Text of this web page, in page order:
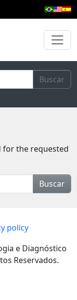
Buscar
for the requested
Buscar
policy
e Diagnóstico
Reservados.